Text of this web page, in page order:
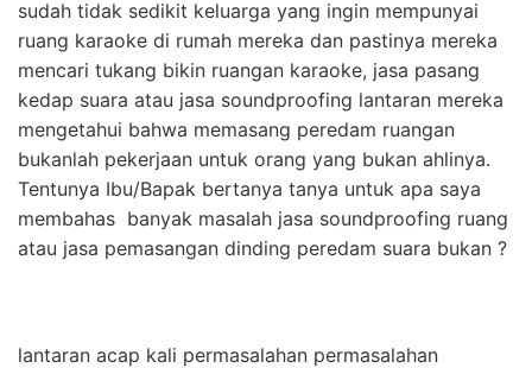
sudah tidak sedikit keluarga yang ingin mempunyai
ruang karaoke di rumah mereka dan pastinya mereka
mencari tukang bikin ruangan karaoke, jasa pasang
kedap suara atau jasa soundproofing lantaran mereka
mengetahui bahwa memasang peredam ruangan
bukanlah pekerjaan untuk orang yang bukan ahlinya.
Tentunya Ibu/Bapak bertanya tanya untuk apa saya
membahas banyak masalah jasa soundproofing ruang
atau jasa pemasangan dinding peredam suara bukan ?
lantaran acap kali permasalahan permasalahan